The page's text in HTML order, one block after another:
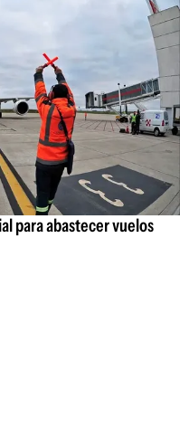
para abastecer vuelos